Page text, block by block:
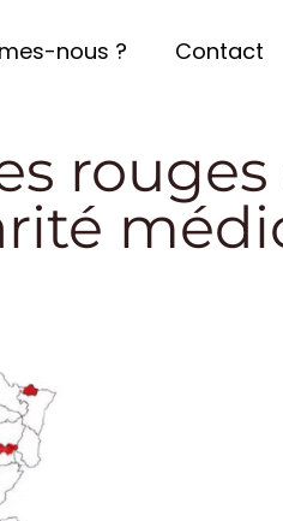
nous ? Contact